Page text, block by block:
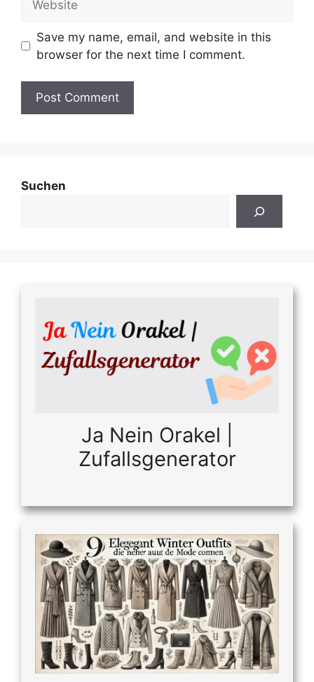
Save my name, email, and website in this
browser for the next time I comment.
Suchen
Ja Nein Orakel |
Zufallsgenerator